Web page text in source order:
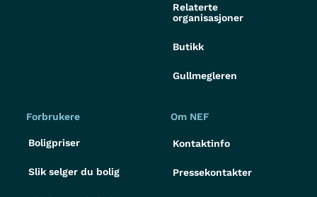
Relaterte
organisasjoner
Butikk
Gullmegleren
Forbrukere
Boligpriser
Slik selger du bolig
Om NEF
Kontaktinfo
Pressekontakter